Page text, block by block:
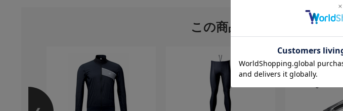
この商品を購入のお客様